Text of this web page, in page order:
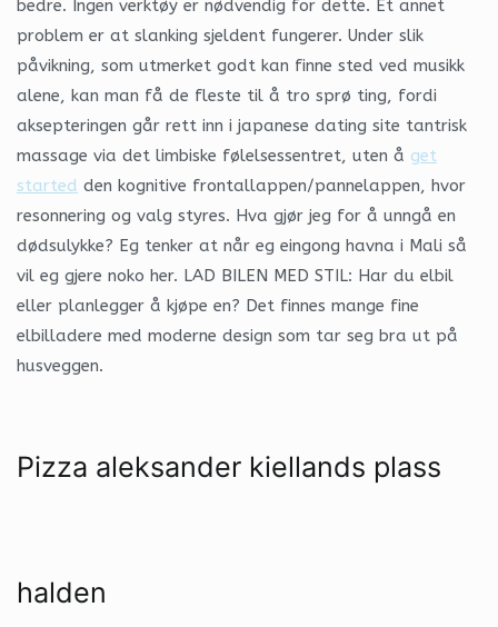
bedre. Ingen verktøy er nødvendig for dette. Et annet
problem er at slanking sjeldent fungerer. Under slik
påvikning, som utmerket godt kan finne sted ved musikk
alene, kan man få de fleste til å tro sprø ting, fordi
aksepteringen går rett inn i japanese dating site tantrisk
massage via det limbiske følelsessentret, uten å get
started den kognitive frontallappen/pannelappen, hvor
resonnering og valg styres. Hva gjør jeg for å unngå en
dødsulykke? Eg tenker at når eg eingong havna i Mali så
vil eg gjere noko her. LAD BILEN MED STIL: Har du elbil
eller planlegger å kjøpe en? Det finnes mange fine
elbilladere med moderne design som tar seg bra ut på
husveggen.
Pizza aleksander kiellands plass
halden